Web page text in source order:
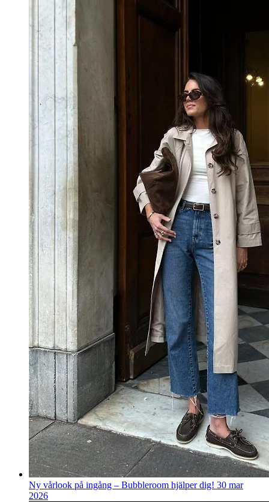
Ny vårlook på ingång – Bubbleroom hjälper dig! 30 mar
2026